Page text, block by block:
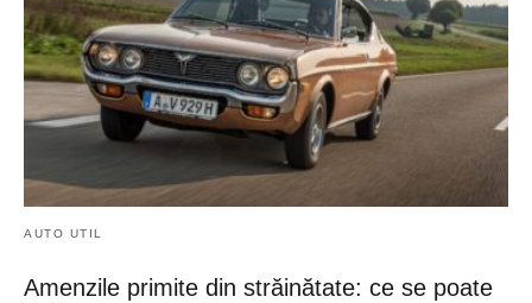
AUTO UTIL
Amenzile primite din străinătate: ce se poate